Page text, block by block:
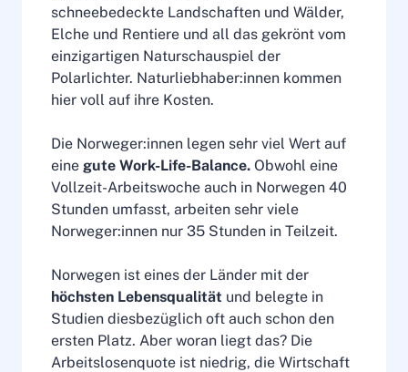
schneebedeckte Landschaften und Wälder,
Elche und Rentiere und all das gekrönt vom
einzigartigen Naturschauspiel der
Polarlichter. Naturliebhaber:innen kommen
hier voll auf ihre Kosten.
Die Norweger:innen legen sehr viel Wert auf
eine gute Work-Life-Balance. Obwohl eine
Vollzeit-Arbeitswoche auch in Norwegen 40
Stunden umfasst, arbeiten sehr viele
Norweger:innen nur 35 Stunden in Teilzeit.
Norwegen ist eines der Länder mit der
höchsten Lebensqualität und belegte in
Studien diesbezüglich oft auch schon den
ersten Platz. Aber woran liegt das? Die
Arbeitslosenquote ist niedrig, die Wirtschaft